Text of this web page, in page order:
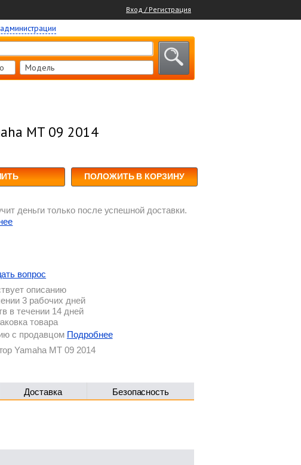
Вход / Регистрация
Модель
MT 09 2014
ПОЛОЖИТЬ В КОРЗИНУ
деньги только после успешной доставки.
вопрос
описанию
3 рабочих дней
в течении 14 дней
товара
с продавцом Подробнее
Yamaha MT 09 2014
Доставка Безопасность